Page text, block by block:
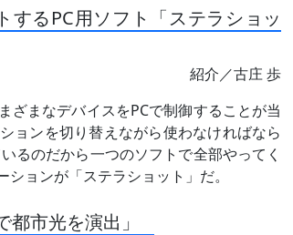
るPC用ソフト「ステラショッ
紹介／古庄 歩
ざまなデバイスをPCで制御することが当
ョンを切り替えながら使わなければなら
るのだから一つのソフトで全部やってく
ョンが「ステラショット」だ。
市光を演出」